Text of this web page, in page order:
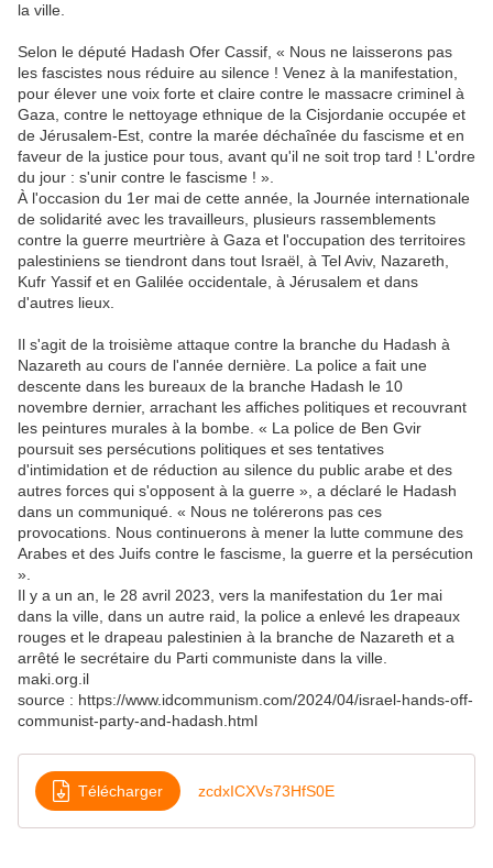
la ville.
Selon le député Hadash Ofer Cassif, « Nous ne laisserons pas
les fascistes nous réduire au silence ! Venez à la manifestation,
pour élever une voix forte et claire contre le massacre criminel à
Gaza, contre le nettoyage ethnique de la Cisjordanie occupée et
de Jérusalem-Est, contre la marée déchaînée du fascisme et en
faveur de la justice pour tous, avant qu'il ne soit trop tard ! L'ordre
du jour : s'unir contre le fascisme ! ».
À l'occasion du 1er mai de cette année, la Journée internationale
de solidarité avec les travailleurs, plusieurs rassemblements
contre la guerre meurtrière à Gaza et l'occupation des territoires
palestiniens se tiendront dans tout Israël, à Tel Aviv, Nazareth,
Kufr Yassif et en Galilée occidentale, à Jérusalem et dans
d'autres lieux.
Il s'agit de la troisième attaque contre la branche du Hadash à
Nazareth au cours de l'année dernière. La police a fait une
descente dans les bureaux de la branche Hadash le 10
novembre dernier, arrachant les affiches politiques et recouvrant
les peintures murales à la bombe. « La police de Ben Gvir
poursuit ses persécutions politiques et ses tentatives
d'intimidation et de réduction au silence du public arabe et des
autres forces qui s'opposent à la guerre », a déclaré le Hadash
dans un communiqué. « Nous ne tolérerons pas ces
provocations. Nous continuerons à mener la lutte commune des
Arabes et des Juifs contre le fascisme, la guerre et la persécution
».
Il y a un an, le 28 avril 2023, vers la manifestation du 1er mai
dans la ville, dans un autre raid, la police a enlevé les drapeaux
rouges et le drapeau palestinien à la branche de Nazareth et a
arrêté le secrétaire du Parti communiste dans la ville.
maki.org.il
source : https://www.idcommunism.com/2024/04/israel-hands-off-
communist-party-and-hadash.html
Télécharger zcdxICXVs73HfS0E